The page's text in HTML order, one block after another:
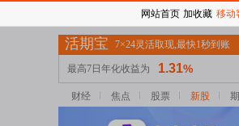
财经 焦点 股票 新股
网站首页 加收藏 移动